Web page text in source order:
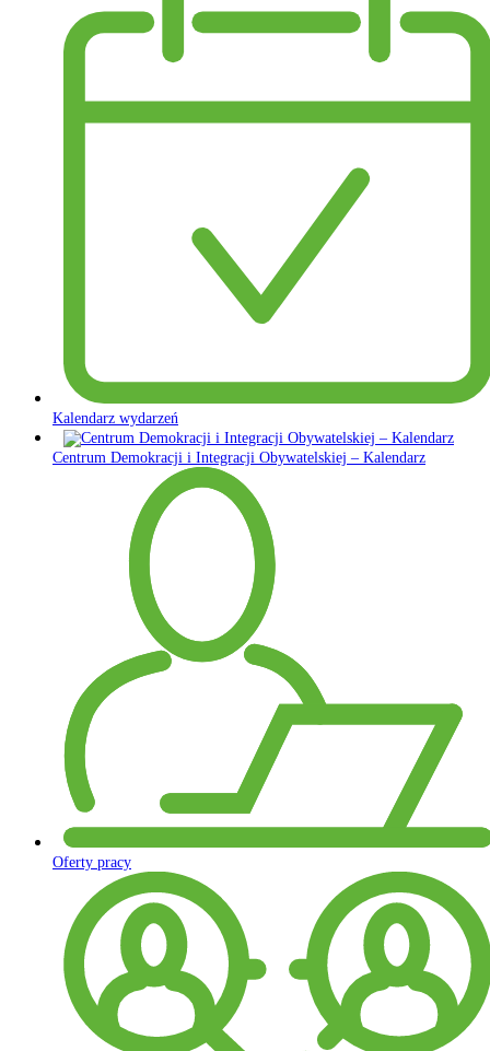
Kalendarz wydarzeń
Centrum Demokracji i Integracji Obywatelskiej – Kalendarz
Oferty pracy